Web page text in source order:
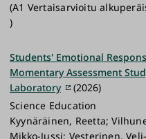
(A1 Vertaisarvioitu
)
Students' Emotional
Momentary Assessment
Laboratory
(2026)
Science Education
Kyynäräinen, Reetta;
Mikko-Jussi; Vesterinen,